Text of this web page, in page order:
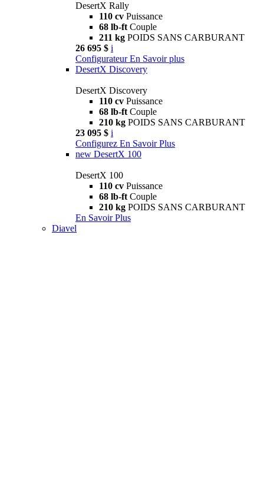
DesertX Rally
110 cv Puissance
68 lb-ft Couple
211 kg POIDS SANS CARBURANT
26 695 $ i
Configurateur En Savoir plus
DesertX Discovery
DesertX Discovery
110 cv Puissance
68 lb-ft Couple
210 kg POIDS SANS CARBURANT
23 095 $ i
Configurez En Savoir Plus
new DesertX 100
DesertX 100
110 cv Puissance
68 lb-ft Couple
210 kg POIDS SANS CARBURANT
En Savoir Plus
Diavel